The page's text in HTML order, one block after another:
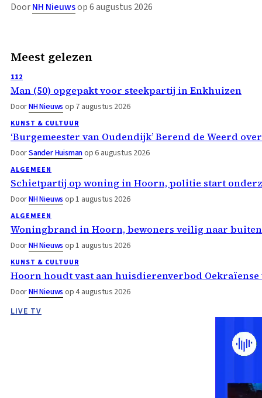
DoorNH Nieuwsop 6 augustus 2026
Meest gelezen
112
Man (50) opgepakt voor steekpartij in Enkhuizen
DoorNH Nieuws op 7 augustus 2026
KUNST & CULTUUR
‘Burgemeester van Oudendijk’ Berend de Weerd
DoorSander Huismanop 6 augustus 2026
ALGEMEEN
Schietpartij op woning in Hoorn, politie start
DoorNH Nieuws op 1 augustus 2026
ALGEMEEN
Woningbrand in Hoorn, bewoners veilig naar buiten
DoorNH Nieuws op 1 augustus 2026
KUNST & CULTUUR
Hoorn houdt vast aan huisdierenverbod
DoorNH Nieuws op 4 augustus 2026
LIVE TV